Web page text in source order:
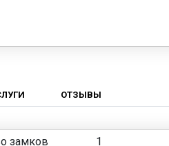
ОТЗЫВЫ
замков 1